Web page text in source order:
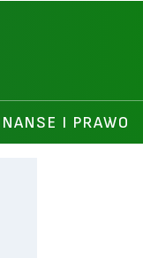
I PRAWO